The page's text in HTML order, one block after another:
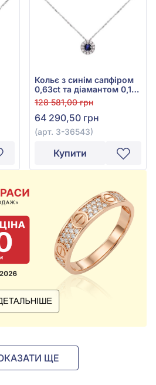
Кольє з синім сапфіром
0,63ct та діамантом 0,1ct
із білого золота 750°, арт.
3-36543
128 581,00 грн
64 290,50 грн
(арт. 3-36543)
Купити
ЩЕ